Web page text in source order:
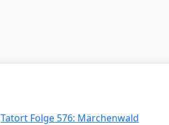
Tatort Folge 576: Märchenwald